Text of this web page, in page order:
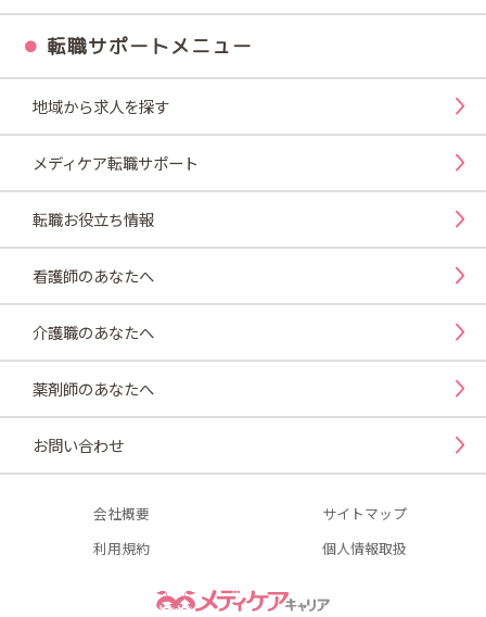
転職サポートメニュー
地域から求人を探す
メディケア転職サポート
転職お役立ち情報
看護師のあなたへ
介護職のあなたへ
薬剤師のあなたへ
お問い合わせ
会社概要
サイトマップ
利用規約
個人情報取扱